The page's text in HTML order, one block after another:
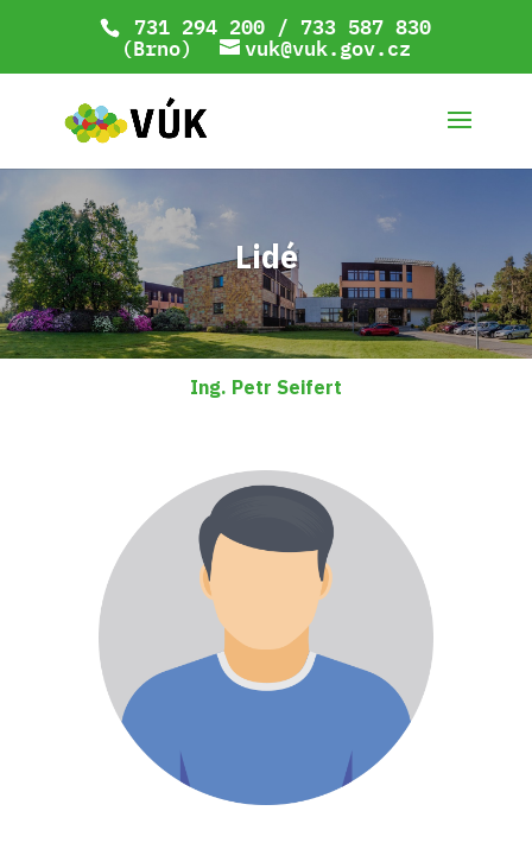
731 294 200 / 733 587 830
(Brno) vuk@vuk.gov.cz
Lidé
Ing. Petr Seifert